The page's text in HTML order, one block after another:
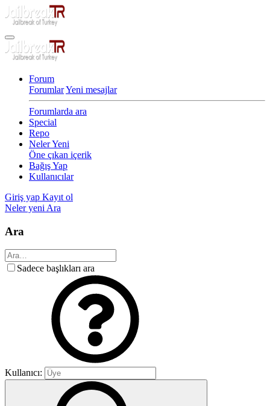
Forum
ForumlarYeni mesajlar
Forumlarda ara
Special
Repo
Neler Yeni
Öne çıkan içerik
Bağış Yap
Kullanıcılar
Giriş yap Kayıt ol
Neler yeni Ara
Ara
Sadece başlıkları ara
Kullanıcı: